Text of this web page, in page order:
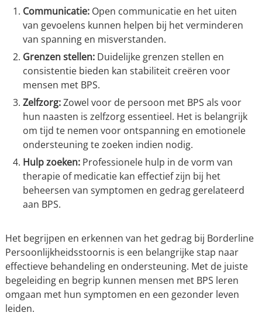
Communicatie:Open communicatie en het uiten
van gevoelens kunnen helpen bij het verminderen
van spanning en misverstanden.
Grenzen stellen:Duidelijke grenzen stellen en
consistentie bieden kan stabiliteit creëren voor
mensen met BPS.
Zelfzorg:Zowel voor de persoon met BPS als voor
hun naasten is zelfzorg essentieel. Het is belangrijk
om tijd te nemen voor ontspanning en emotionele
ondersteuning te zoeken indien nodig.
Hulp zoeken:Professionele hulp in de vorm van
therapie of medicatie kan effectief zijn bij het
beheersen van symptomen en gedrag gerelateerd
aan BPS.
Het begrijpen en erkennen van het gedrag bij Borderline
Persoonlijkheidsstoornis is een belangrijke stap naar
effectieve behandeling en ondersteuning. Met de juiste
begeleiding en begrip kunnen mensen met BPS leren
omgaan met hun symptomen en een gezonder leven
leiden.